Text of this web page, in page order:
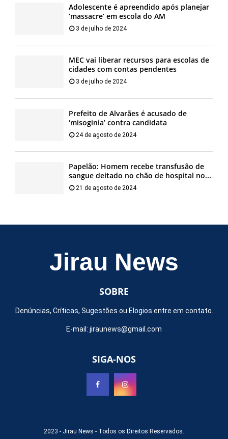
Adolescente é apreendido após planejar
‘massacre’ em escola do AM
3 de julho de 2024
MEC vai liberar recursos para escolas de
cidades com contas pendentes
3 de julho de 2024
Prefeito de Alvarães é acusado de
‘misoginia’ contra candidata
24 de agosto de 2024
Papelão: Homem recebe transfusão de
sangue deitado no chão de hospital no...
21 de agosto de 2024
Jirau News
SOBRE
Denúncias, Críticas, Sugestões ou Elogios entre em contato.
E-mail: jiraunews@gmail.com
SIGA-NOS
2023 - Jirau News - Todos os Direitos Reservados.